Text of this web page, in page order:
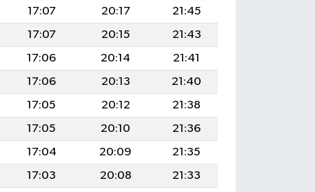
17:07 20:17
21:45
17:07 20:15
21:43
17:06 20:14
21:41
17:06 20:13
21:40
17:05 20:12
21:38
17:05 20:10
21:36
17:04 20:09
21:35
17:03 20:08
21:33